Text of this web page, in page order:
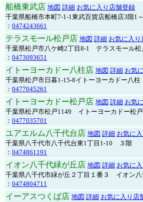
船橋東武店 地図 詳細 お気に入り店舗登録
千葉県船橋市本町7-1-1東武百貨店船橋店3階1
： 0474243661
テラスモール松戸店 地図 詳細 お気に入り
千葉県松戸市八ケ崎2丁目8-1 テラスモール松
： 0473093651
イトーヨーカドー八柱店 地図 詳細 お気
千葉県松戸市日暮1-15-8イトーヨーカドー八
： 0477045261
イトーヨーカドー松戸店 地図 詳細 お気
千葉県松戸市松戸1149 イトーヨーカドー松
： 0477035701
ユアエルム八千代台店 地図 詳細 お気に
千葉県八千代市八千代台東1丁目1-10 ３階
： 0474861191
イオン八千代緑が丘店 地図 詳細 お気に
千葉県八千代市緑が丘２丁目１番３ イオン八
： 0474804711
イーアスつくば店 地図 詳細 お気に入り店